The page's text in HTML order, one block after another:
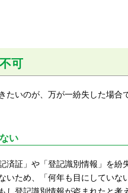
可
たいのが、万が一紛失した場合
い
済証」や「登記識別情報」を紛
いため、「何年も目にしてい
し登記識別情報が盗まれたと考